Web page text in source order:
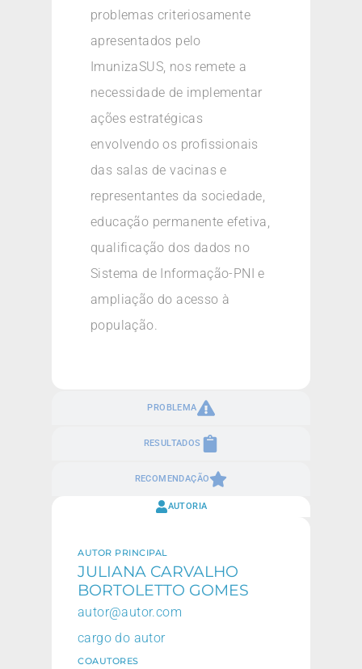
PROBLEMA
RESULTADOS
RECOMENDAÇÃO
problemas criteriosamente
apresentados pelo
ImunizaSUS, nos remete a
necessidade de implementar
ações estratégicas
envolvendo os profissionais
das salas de vacinas e
representantes da sociedade,
educação permanente efetiva,
qualificação dos dados no
Sistema de Informação-PNI e
ampliação do acesso à
população.
AUTORIA
AUTOR PRINCIPAL
JULIANA CARVALHO
BORTOLETTO GOMES
autor@autor.com
cargo do autor
COAUTORES